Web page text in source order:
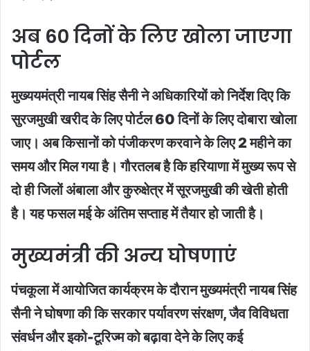
अब 60 दिनों के लिए खोला जाएगा
पोर्टल
मुख्ययमंत्री नायब सिंह सैनी ने अधिकारियों को निर्देश दिए कि
सुरजमुखी खरीद के लिए पोर्टल 60 दिनों के लिए दोबारा खोला
जाए। अब किसानों को पंजीकरण करवाने के लिए 2 महीने का
समय और मिल गया है। गौरतलब है कि हरियाणा में मुख्य रूप से
दो ही जिलों अंबाला और कुरुक्षेत्र में सूरजमुखी की खेती होती
है। यह फसल मई के अंतिम सप्ताह में तैयार हो जाती है।
मुख्यमंत्री की अन्य घोषणाएं
पंचकूला में आयोजित कार्यक्रम के दौरान मुख्यमंत्री नायब सिंह
सैनी ने घोषणा की कि सरकार पर्यावरण संरक्षण, जैव विविधता
संवर्धन और इको-टूरिज्म को बढ़ावा देने के लिए कई